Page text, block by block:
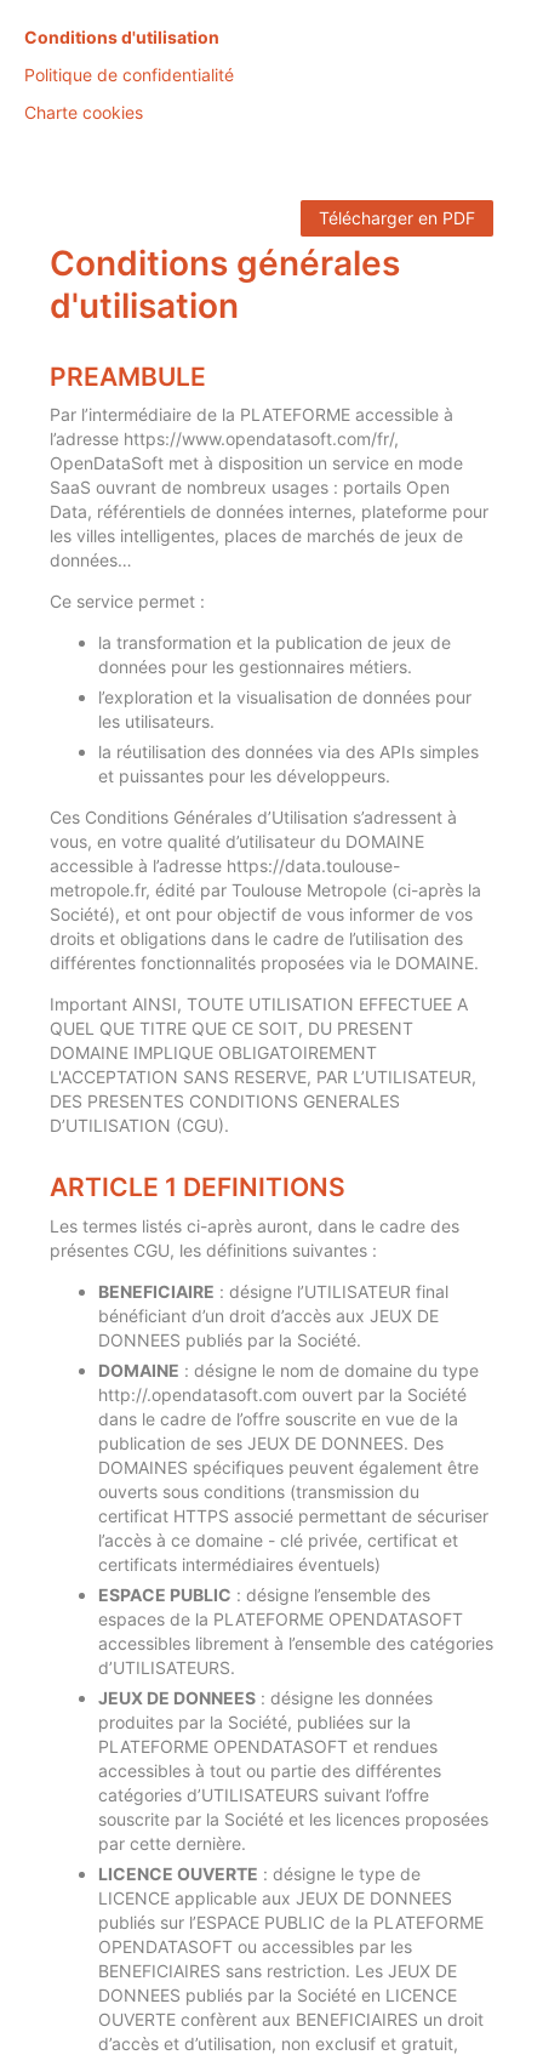
Conditions d'utilisation
Politique de confidentialité
Charte cookies
Télécharger en PDF
Conditions générales
d'utilisation
PREAMBULE
Par l’intermédiaire de la PLATEFORME accessible à
l’adresse https://www.opendatasoft.com/fr/,
OpenDataSoft met à disposition un service en mode
SaaS ouvrant de nombreux usages : portails Open
Data, référentiels de données internes, plateforme pour
les villes intelligentes, places de marchés de jeux de
données…
Ce service permet :
la transformation et la publication de jeux de
données pour les gestionnaires métiers.
l’exploration et la visualisation de données pour
les utilisateurs.
la réutilisation des données via des APIs simples
et puissantes pour les développeurs.
Ces Conditions Générales d’Utilisation s’adressent à
vous, en votre qualité d’utilisateur du DOMAINE
accessible à l’adresse https://data.toulouse-
metropole.fr, édité par Toulouse Metropole (ci-après la
Société), et ont pour objectif de vous informer de vos
droits et obligations dans le cadre de l’utilisation des
différentes fonctionnalités proposées via le DOMAINE.
Important AINSI, TOUTE UTILISATION EFFECTUEE A
QUEL QUE TITRE QUE CE SOIT, DU PRESENT
DOMAINE IMPLIQUE OBLIGATOIREMENT
L'ACCEPTATION SANS RESERVE, PAR L’UTILISATEUR,
DES PRESENTES CONDITIONS GENERALES
D’UTILISATION (CGU).
ARTICLE 1 DEFINITIONS
Les termes listés ci-après auront, dans le cadre des
présentes CGU, les définitions suivantes :
BENEFICIAIRE : désigne l’UTILISATEUR final
bénéficiant d’un droit d’accès aux JEUX DE
DONNEES publiés par la Société.
DOMAINE : désigne le nom de domaine du type
http://.opendatasoft.com ouvert par la Société
dans le cadre de l’offre souscrite en vue de la
publication de ses JEUX DE DONNEES. Des
DOMAINES spécifiques peuvent également être
ouverts sous conditions (transmission du
certificat HTTPS associé permettant de sécuriser
l’accès à ce domaine - clé privée, certificat et
certificats intermédiaires éventuels)
ESPACE PUBLIC : désigne l’ensemble des
espaces de la PLATEFORME OPENDATASOFT
accessibles librement à l’ensemble des catégories
d’UTILISATEURS.
JEUX DE DONNEES : désigne les données
produites par la Société, publiées sur la
PLATEFORME OPENDATASOFT et rendues
accessibles à tout ou partie des différentes
catégories d’UTILISATEURS suivant l’offre
souscrite par la Société et les licences proposées
par cette dernière.
LICENCE OUVERTE : désigne le type de
LICENCE applicable aux JEUX DE DONNEES
publiés sur l’ESPACE PUBLIC de la PLATEFORME
OPENDATASOFT ou accessibles par les
BENEFICIAIRES sans restriction. Les JEUX DE
DONNEES publiés par la Société en LICENCE
OUVERTE confèrent aux BENEFICIAIRES un droit
d’accès et d’utilisation, non exclusif et gratuit,